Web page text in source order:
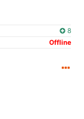
8
Offline